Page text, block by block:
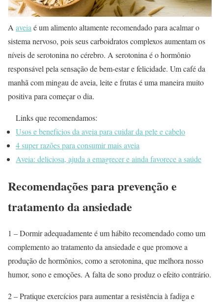
A aveia é um alimento altamente recomendado para acalmar o
sistema nervoso, pois seus carboidratos complexos aumentam os
níveis de serotonina no cérebro. A serotonina é o hormônio
responsável pela sensação de bem-estar e felicidade. Um café da
manhã com mingau de aveia, leite e frutas é uma maneira muito
positiva para começar o dia.
Links que recomendamos:
Usos e benefícios da aveia para cuidar da pele e cabelo
4 super razões para consumir mais aveia
Aveia: deliciosa, ajuda a emagrecer e ainda favorece a saúde
Recomendações para prevenção e
tratamento da ansiedade
1 – Dormir adequadamente é um hábito recomendado como um
complemento ao tratamento da ansiedade e que promove a
produção de hormônios, como a serotonina, que melhora nosso
humor, sono e emoções. A falta de sono produz o efeito contrário.
2 – Pratique exercícios para aumentar a resistência à fadiga e